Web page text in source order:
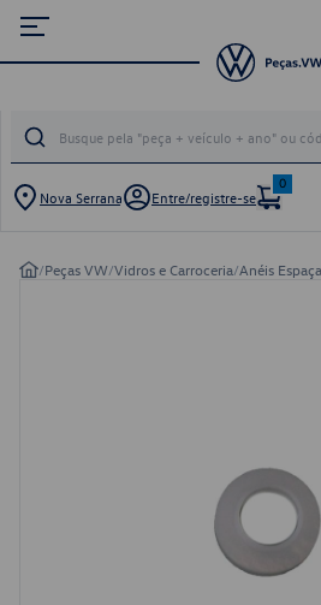
Nova Serrana Entre/registre-se
0
/Peças VW/Vidros e Carroceria/Anéis